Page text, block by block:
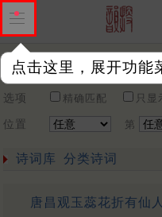
点击这里，展开功能
关键词
选项 精确匹配 只显
位置 第
诗词库 分类诗词
唐昌观玉蕊花折有仙